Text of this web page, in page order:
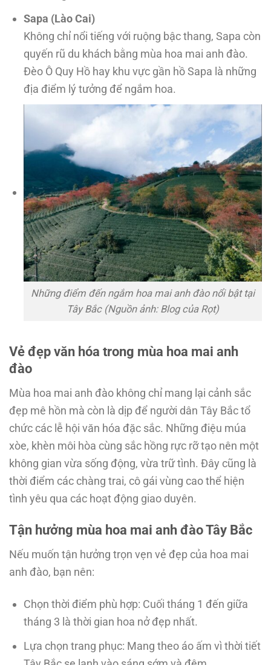
Sapa (Lào Cai)
Không chỉ nổi tiếng với ruộng bậc thang, Sapa còn
quyến rũ du khách bằng mùa hoa mai anh đào.
Đèo Ô Quy Hồ hay khu vực gần hồ Sapa là những
địa điểm lý tưởng để ngắm hoa.
Những điểm đến ngắm hoa mai anh đào nổi bật tại
Tây Bắc (Nguồn ảnh: Blog của Rọt)
Vẻ đẹp văn hóa trong mùa hoa mai anh
đào
Mùa hoa mai anh đào không chỉ mang lại cảnh sắc
đẹp mê hồn mà còn là dịp để người dân Tây Bắc tổ
chức các lễ hội văn hóa đặc sắc. Những điệu múa
xòe, khèn môi hòa cùng sắc hồng rực rỡ tạo nên một
không gian vừa sống động, vừa trữ tình. Đây cũng là
thời điểm các chàng trai, cô gái vùng cao thể hiện
tình yêu qua các hoạt động giao duyên.
Tận hưởng mùa hoa mai anh đào Tây Bắc
Nếu muốn tận hưởng trọn vẹn vẻ đẹp của hoa mai
anh đào, bạn nên:
Chọn thời điểm phù hợp: Cuối tháng 1 đến giữa
tháng 3 là thời gian hoa nở đẹp nhất.
Lựa chọn trang phục: Mang theo áo ấm vì thời tiết